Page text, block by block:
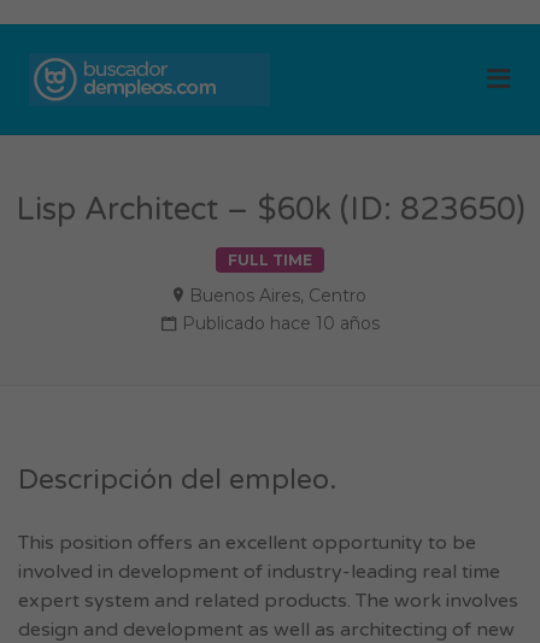
Lisp Architect – $60k (ID: 823650)
FULL TIME
Buenos Aires, Centro
Publicado hace 10 años
Descripción del empleo.
This position offers an excellent opportunity to be
involved in development of industry-leading real time
expert system and related products. The work involves
design and development as well as architecting of new